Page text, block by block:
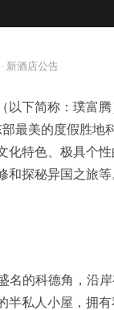
新酒店公告
以下简称：璞富
最美的度假胜地
化特色、极具个
探秘异国之旅等
名的科德角，沿
半私人小屋，拥